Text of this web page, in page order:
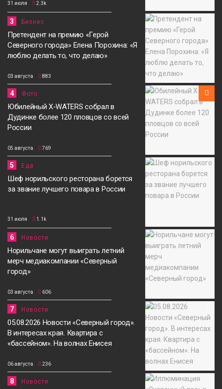
31 июля 2.3k
3 Бизнес
Претендент на премию «Герой
Северного города» Елена Порохина: «Я
люблю делать то, что делаю»
03 августа 883
4 Фото
Юбилейный X-WATERS собрал в
Дудинке более 120 пловцов со всей
России
05 августа 769
5 Еда
Шеф норильского ресторана борется
за звание лучшего повара в России
31 июля 1.1k
6 Новости
Норильчане могут выиграть летний
мерч медиакомпании «Северный
город»
03 августа 606
7 Новости
05.08.2026 Новости «Северный город».
В интересах края. Квартира с
«бассейном». На волнах Енисея
06 августа 236
8 Новости